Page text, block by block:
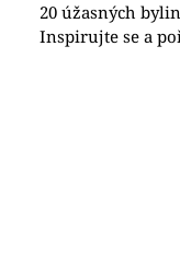
20 úžasných
Inspirujte se a